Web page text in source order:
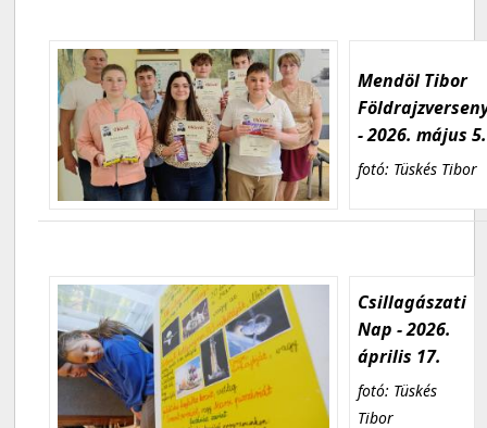
Mendöl Tibor
- 2026. május 5.
fotó: Tüskés Tibor
Csillagászati
Nap - 2026.
április 17.
fotó: Tüskés
Tibor